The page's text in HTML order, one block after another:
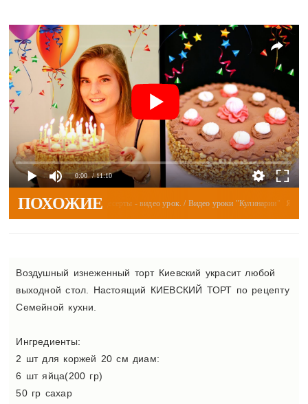
0:00 / 11:10
ПОХОЖИЕ
0 Десерты - видео урок. / Видео уроки "Кулинарии" Яблочный
Воздушный изнеженный торт Киевский украсит любой
выходной стол. Настоящий КИЕВСКИЙ ТОРТ по рецепту
Семейной кухни.
Ингредиенты:
2 шт для коржей 20 см диам:
6 шт яйца(200 гр)
50 гр сахар